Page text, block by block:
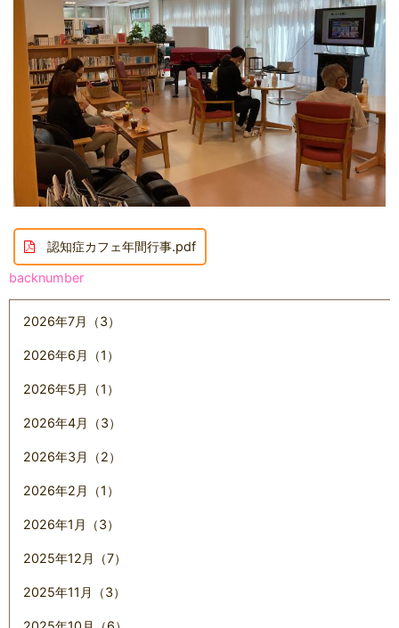
認知症カフェ年間行事.pdf
backnumber
2026年7月（3）
2026年6月（1）
2026年5月（1）
2026年4月（3）
2026年3月（2）
2026年2月（1）
2026年1月（3）
2025年12月（7）
2025年11月（3）